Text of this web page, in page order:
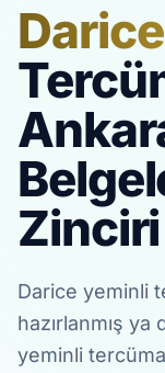
Zinciri
Darice yeminli
hazırlanmış
yeminli